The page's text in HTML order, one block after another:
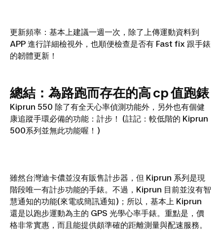
更新頻率：基本上建議一週一次，除了上傳運動資料到
APP 進行詳細檢視外，也順便檢查是否有 Fast fix 跟手錶
的韌體更新！
總結：為路跑而存在的高 cp 值跑錶
Kiprun 550 除了有全天心率偵測功能外，另外也有個健
康追蹤手環必備的功能：計步！ (註記：較低階的 Kiprun
500系列並無此功能喔！)
雖然台灣迪卡儂並沒有販售計步器，但 Kiprun 系列是現
階段唯一有計步功能的手錶。不過，Kiprun 目前並沒有智
慧通知的功能(來電或簡訊通知)；所以，基本上 Kiprun
還是以跑步運動為主的 GPS 光學心率手錶。重點是，價
格非常實惠，而且能提供頗準確的距離測量與配速服務。